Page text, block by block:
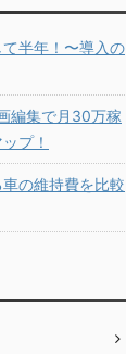
半年！〜導入の
編集で月30万稼
プ！
の維持費を比較